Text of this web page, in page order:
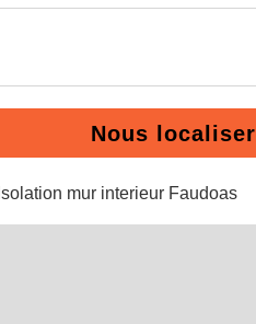
Nous localiser
Isolation mur interieur Faudoas